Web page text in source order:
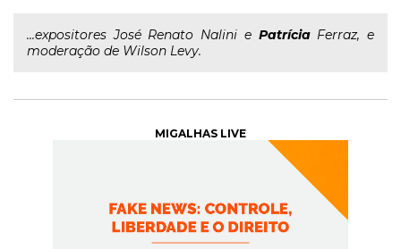
...expositores José Renato Nalini e PatríciaFerraz, e
moderação de Wilson Levy.
MIGALHAS LIVE